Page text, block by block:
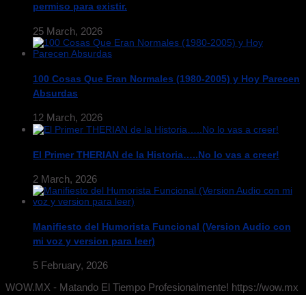
permiso para existir.
25 March, 2026
100 Cosas Que Eran Normales (1980-2005) y Hoy Parecen
Absurdas
12 March, 2026
El Primer THERIAN de la Historia…..No lo vas a creer!
2 March, 2026
Manifiesto del Humorista Funcional (Version Audio con
mi voz y version para leer)
5 February, 2026
WOW.MX - Matando El Tiempo Profesionalmente! https://wow.mx